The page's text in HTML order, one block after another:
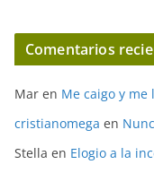
Comentarios
Mar en Me caigo y me
cristianomega en
Stella en Elogio a la